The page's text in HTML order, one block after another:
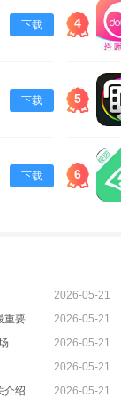
广告打扰，全程畅快
够更加专注地沉浸在
颜色等参数，在舒适
用担心书籍记录丢失
读，无需联网即可畅
言情等等。用户可以
下载
下载
下载
4
5
6
2026-05-21
重要
2026-05-21
2026-05-21
2026-05-21
介绍
2026-05-21